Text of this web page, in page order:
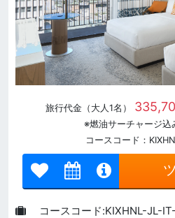
旅行代金（大人1名）
※燃油サーチャージ込
コースコード：
コースコード:KIXHNL-JL-